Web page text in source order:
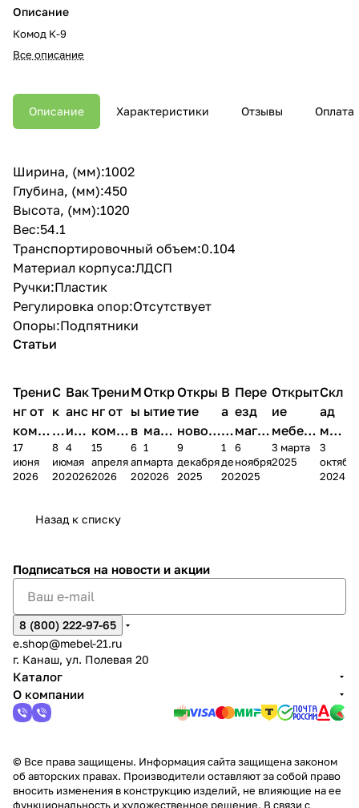
Описание
Комод К-9
Все описание
Описание Характеристики Отзывы Оплата
Ширина, (мм):1002
Глубина, (мм):450
Высота, (мм):1020
Вес:54.1
Транспортировочный объем:0.104
Материал корпуса:ЛДСП
Ручки:Пластик
Регулировка опор:Отсутствует
Опоры:Подпятники
Статьи
Трени
нг от
комп
ании
Мело
17
июня
2026
С
к
и
д
к
2
8
июня
2026
Вак
анс
ия в
Чеб
окс
4
мая
2026
Трени
нг от
комп
ании
Мело
15
апреля
2026
М
ы
в
М
А
6
апреля
2026
Откр
ытие
мага
зина
в
1
марта
2026
Откры
тие
новог
о
магаз
9
декабря
2025
В
а
к
а
н
1
декабря
2025
Пере
езд
магаз
ина в
г.
6
ноября
2025
Открыт
ие
мебель
ного
салона
3 марта
2025
Скл
ад
меб
ели
пер
3
2024
Назад к списку
Подписаться на новости и акции
8 (800) 222-97-65
e.shop@mebel-21.ru
г. Канаш, ул. Полевая 20
Каталог
О компании
© Все права защищены. Информация сайта защищена законом
об авторских правах. Производители оставляют за собой право
вносить изменения в конструкцию изделий, не влияющие на ее
функциональность и художественное решение. В связи с